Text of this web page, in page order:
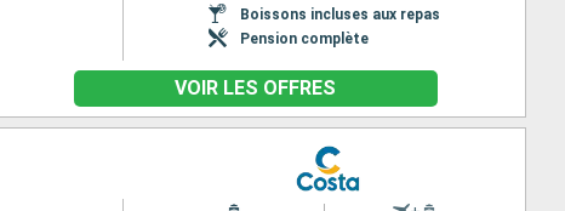
Boissons incluses aux repas
Pension complète
VOIR LES OFFRES